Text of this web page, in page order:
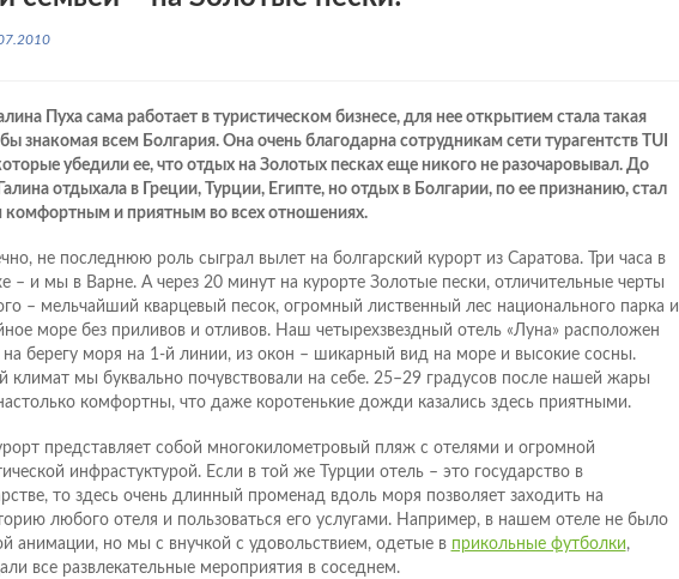
Пуха сама работает в туристическом бизнесе, для нее открытием стала такая
знакомая всем Болгария. Она очень благодарна сотрудникам сети турагентств TUI
убедили ее, что отдых на Золотых песках еще никого не разочаровывал. До
отдыхала в Греции, Турции, Египте, но отдых в Болгарии, по ее признанию, стал
и приятным во всех отношениях.
не последнюю роль сыграл вылет на болгарский курорт из Саратова. Три часа в
– и мы в Варне. А через 20 минут на курорте Золотые пески, отличительные черты
– мельчайший кварцевый песок, огромный лиственный лес национального парка и
море без приливов и отливов. Наш четырехзвездный отель «Луна» расположен
берегу моря на 1-й линии, из окон – шикарный вид на море и высокие сосны.
климат мы буквально почувствовали на себе. 25–29 градусов после нашей жары
комфортны, что даже коротенькие дожди казались здесь приятными.
представляет собой многокилометровый пляж с отелями и огромной
инфрастуктурой. Если в той же Турции отель – это государство в
то здесь очень длинный променад вдоль моря позволяет заходить на
любого отеля и пользоваться его услугами. Например, в нашем отеле не было
анимации, но мы с внучкой с удовольствием, одетые в прикольные футболки,
все развлекательные мероприятия в соседнем.